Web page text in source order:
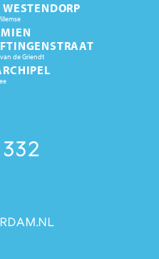
WESTENDORP
de Griendt